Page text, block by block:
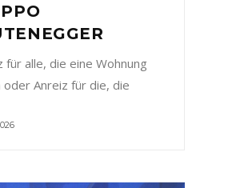
für alle, die eine Wohnung
oder Anreiz für die, die